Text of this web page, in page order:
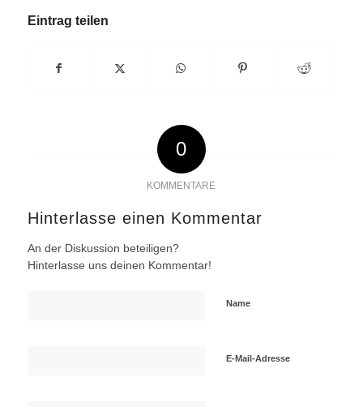
Eintrag teilen
0
KOMMENTARE
Hinterlasse einen Kommentar
An der Diskussion beteiligen?
Hinterlasse uns deinen Kommentar!
Name
E-Mail-Adresse